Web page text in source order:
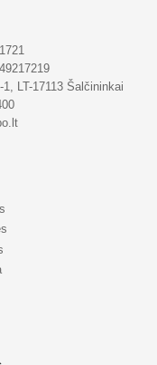
LT-17113 Šalčininkai